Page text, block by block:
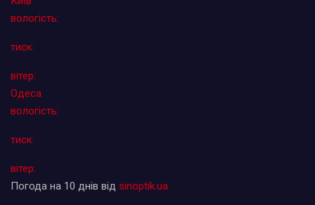
вологість:
тиск:
вітер:
Одеса
вологість:
тиск:
вітер:
Погода на 10 днів від sinoptik.ua